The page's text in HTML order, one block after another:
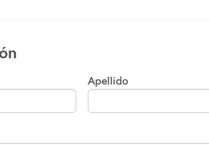
Apellido